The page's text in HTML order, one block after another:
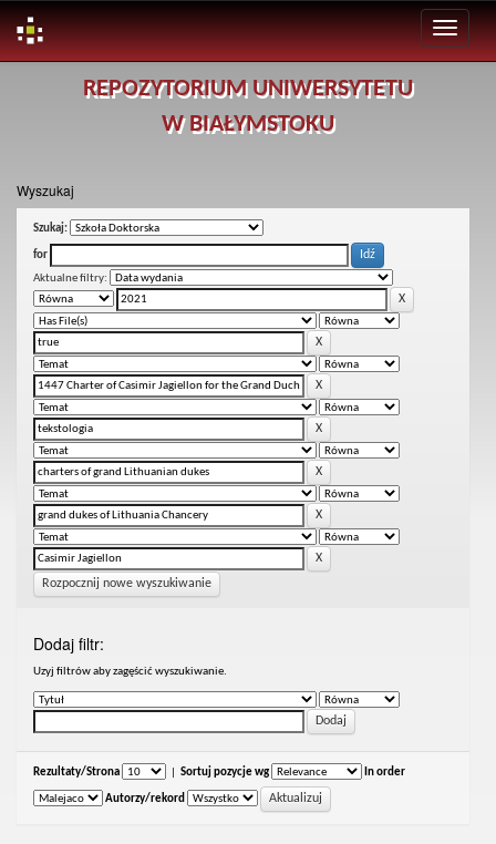
REPOZYTORIUM UNIWERSYTETU
W BIAŁYMSTOKU
Wyszukaj
Szukaj:
for
Aktualne filtry:
Rozpocznij nowe wyszukiwanie
Dodaj filtr:
Uzyj filtrów aby zagęścić wyszukiwanie.
Rezultaty/Strona Sortuj pozycje wg In order
Autorzy/rekord